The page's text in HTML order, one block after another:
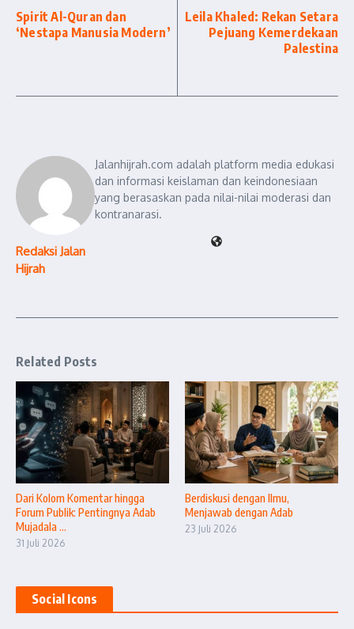
Spirit Al-Quran dan
‘Nestapa Manusia Modern’
Leila Khaled: Rekan Setara
Pejuang Kemerdekaan
Palestina
Redaksi Jalan
Hijrah
Jalanhijrah.com adalah platform media edukasi
dan informasi keislaman dan keindonesiaan
yang berasaskan pada nilai-nilai moderasi dan
kontranarasi.
Related Posts
Dari Kolom Komentar hingga
Forum Publik: Pentingnya Adab
Mujadala ...
31 Juli 2026
Berdiskusi dengan Ilmu,
Menjawab dengan Adab
23 Juli 2026
Social Icons